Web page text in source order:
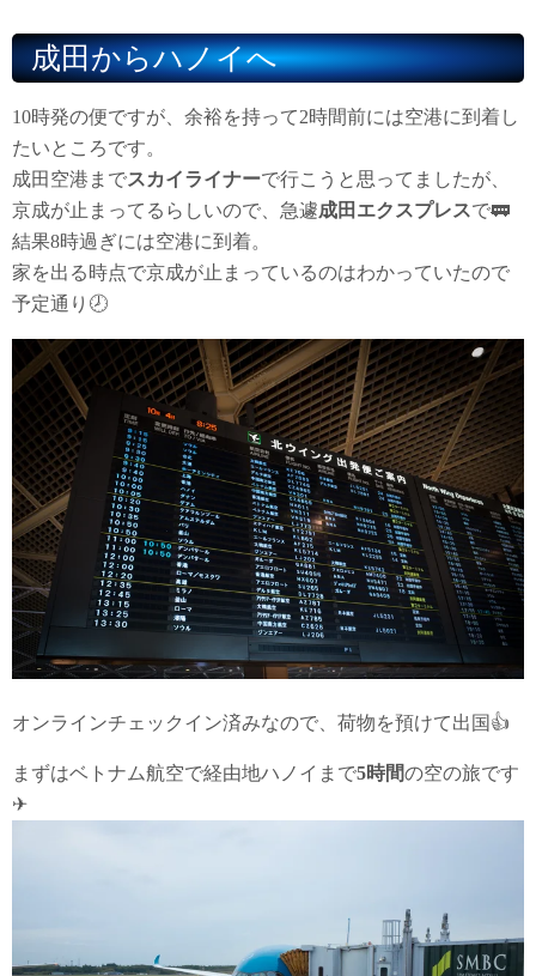
成田からハノイへ
10時発の便ですが、余裕を持って2時間前には空港に到着し
たいところです。
成田空港までスカイライナーで行こうと思ってましたが、
京成が止まってるらしいので、急遽成田エクスプレスで🚃
結果8時過ぎには空港に到着。
家を出る時点で京成が止まっているのはわかっていたので
予定通り🕗
オンラインチェックイン済みなので、荷物を預けて出国👍
まずはベトナム航空で経由地ハノイまで5時間の空の旅です
✈